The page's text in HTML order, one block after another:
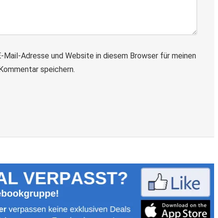
Mail-Adresse und Website in diesem Browser für meinen
speichern.